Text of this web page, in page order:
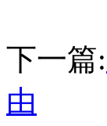
下一篇:
由